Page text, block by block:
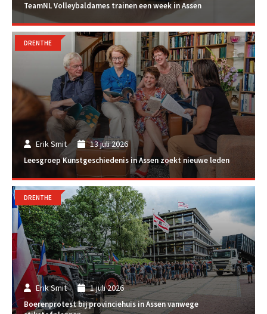
TeamNL Volleybaldames trainen een week in Assen
Erik Smit 13 juli 2026
Leesgroep Kunstgeschiedenis in Assen zoekt nieuwe leden
DRENTHE
Erik Smit 1 juli 2026
Boerenprotest bij provinciehuis in Assen vanwege
DRENTHE